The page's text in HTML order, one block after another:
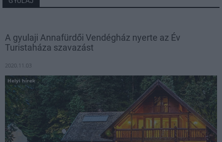
A gyulaji Annafürdői Vendégház nyerte az Év
Turistaháza szavazást
2020.11.03
Helyi hírek